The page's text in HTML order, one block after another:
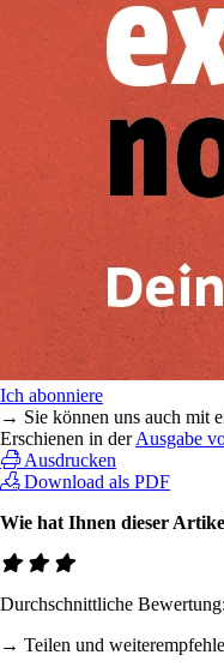
Ich abonniere
→ Sie können uns auch mit
Erschienen in derAusgabe
Ausdrucken
Download als PDF
Wie hat Ihnen dieser
Durchschnittliche Bewertung:
→ Teilen und